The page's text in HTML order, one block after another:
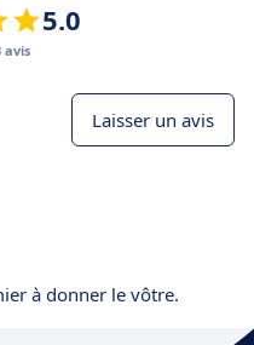
5.0
avis
Laisser un avis
à donner le vôtre.